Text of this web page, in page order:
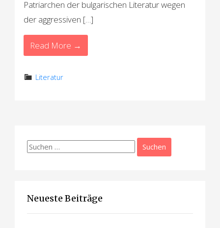
Patriarchen der bulgarischen Literatur wegen
der aggressiven […]
Read More →
Literatur
Suchen
Neueste Beiträge